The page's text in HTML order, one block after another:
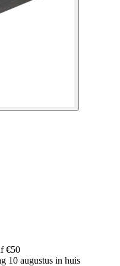
€50
10 augustus in huis